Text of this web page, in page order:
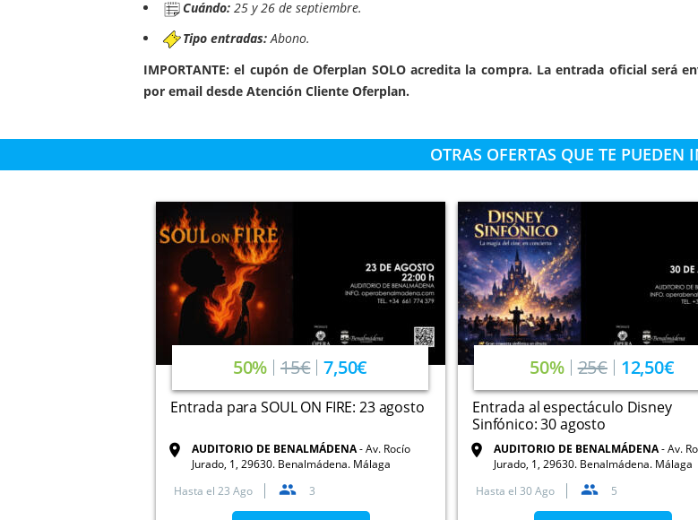
Cuándo: 25 y 26 de septiembre.
Tipo entradas:Abono.
IMPORTANTE: el cupón de Oferplan SOLO acredita la compra. La entrada oficial será
por email desde Atención Cliente Oferplan.
OTRAS OFERTAS QUE TE PUEDEN
50% 15€ 7,50€
Entrada para SOUL ON FIRE: 23 agosto
AUDITORIO DE BENALMÁDENA Av. Rocío
Jurado, 1, 29630. Benalmádena. Málaga
Hasta el 23 Ago 3
50% 25€ 12,50€
Entrada al espectáculo Disney
Sinfónico: 30 agosto
AUDITORIO DE BENALMÁDENA Av.
Jurado, 1, 29630. Benalmádena. Málaga
Hasta el 30 Ago 5